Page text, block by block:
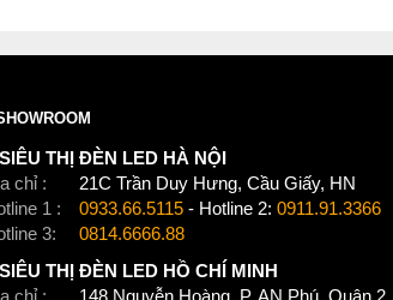
SIÊU THỊ ĐÈN LED HÀ NỘI
chỉ :
21C Trần Duy Hưng, Cầu Giấy, HN
1 :
0933.66.5115 - Hotline 2: 0911.91.3366
3:
0814.6666.88
SIÊU THỊ ĐÈN LED HỒ CHÍ MINH
chỉ :
148 Nguyễn Hoàng, P. AN Phú, Quận